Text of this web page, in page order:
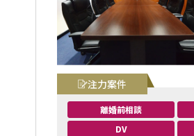
注力案件
離婚前相談
DV